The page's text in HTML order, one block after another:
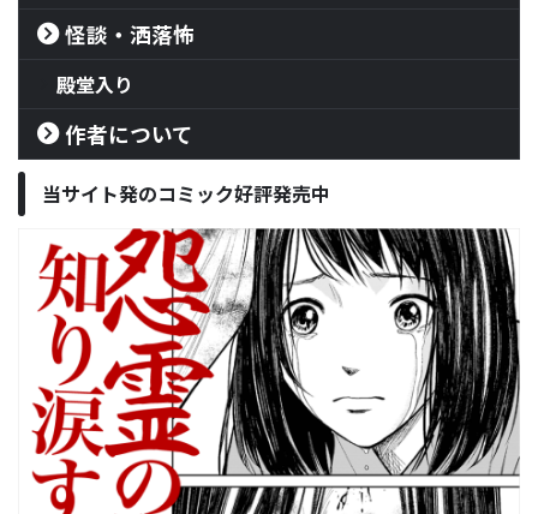
怪談・洒落怖
殿堂入り
作者について
当サイト発のコミック好評発売中